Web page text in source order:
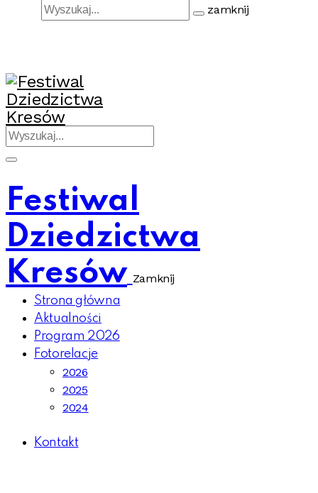
zamknij
Festiwal
Dziedzictwa
Kresów Zamknij
Strona główna
Aktualności
Program 2026
Fotorelacje
2026
2025
2024
Kontakt